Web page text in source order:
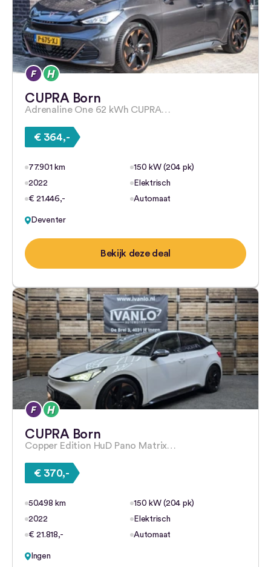
CUPRA Born
Adrenaline One 62 kWh CUPRA…
€ 364,-
77.901 km
150 kW (204 pk)
2022
Elektrisch
€ 21.446,-
Automaat
Deventer
Bekijk deze deal
CUPRA Born
Copper Edition HuD Pano Matrix…
€ 370,-
50.498 km
150 kW (204 pk)
2022
Elektrisch
€ 21.818,-
Automaat
Ingen